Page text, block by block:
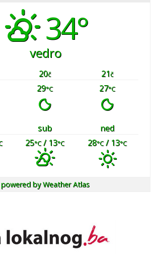
34°
vedro
20č 21č
29°C 27°C
sub
ned
25°C/ 13°C 28°C/ 13°C
powered byWeather Atlas